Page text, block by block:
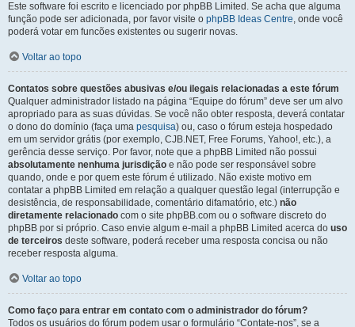
Este software foi escrito e licenciado por phpBB Limited. Se acha que alguma
função pode ser adicionada, por favor visite o phpBB Ideas Centre, onde você
poderá votar em funcões existentes ou sugerir novas.
Voltar ao topo
Contatos sobre questões abusivas e/ou ilegais relacionadas a este fórum
Qualquer administrador listado na página “Equipe do fórum” deve ser um alvo
apropriado para as suas dúvidas. Se você não obter resposta, deverá contatar
o dono do domínio (faça uma pesquisa) ou, caso o fórum esteja hospedado
em um servidor grátis (por exemplo, CJB.NET, Free Forums, Yahoo!, etc.), a
gerência desse serviço. Por favor, note que a phpBB Limited não possui
absolutamente nenhuma jurisdição e não pode ser responsável sobre
quando, onde e por quem este fórum é utilizado. Não existe motivo em
contatar a phpBB Limited em relação a qualquer questão legal (interrupção e
desistência, de responsabilidade, comentário difamatório, etc.) não
diretamente relacionado com o site phpBB.com ou o software discreto do
phpBB por si próprio. Caso envie algum e-mail a phpBB Limited acerca do uso
de terceiros deste software, poderá receber uma resposta concisa ou não
receber resposta alguma.
Voltar ao topo
Como faço para entrar em contato com o administrador do fórum?
Todos os usuários do fórum podem usar o formulário “Contate-nos”, se a